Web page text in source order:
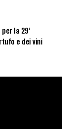
la 29’
e dei vini